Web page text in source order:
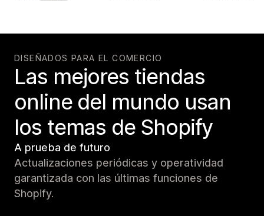
DISEÑADOS PARA EL COMERCIO
Las mejores tiendas
online del mundo usan
los temas de Shopify
A prueba de futuro
Actualizaciones periódicas y operatividad
garantizada con las últimas funciones de
Shopify.